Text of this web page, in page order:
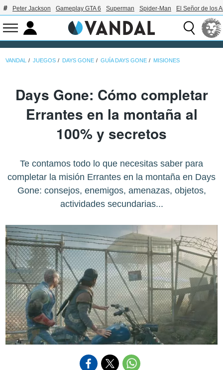
Peter Jackson Gameplay GTA 6 Superman Spider-Man El Señor de los
VANDAL JUEGOS DAYS GONE GUÍA DAYS GONE MISIONES
Days Gone: Cómo completar
Errantes en la montaña al
100% y secretos
Te contamos todo lo que necesitas saber para
completar la misión Errantes en la montaña en Days
Gone: consejos, enemigos, amenazas, objetos,
actividades secundarias...